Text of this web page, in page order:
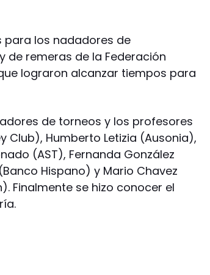
para los nadadores de
de remeras de la Federación
lograron alcanzar tiempos para
de torneos y los profesores
Club), Humberto Letizia (Ausonia),
(AST), Fernanda González
Hispano) y Mario Chavez
Finalmente se hizo conocer el